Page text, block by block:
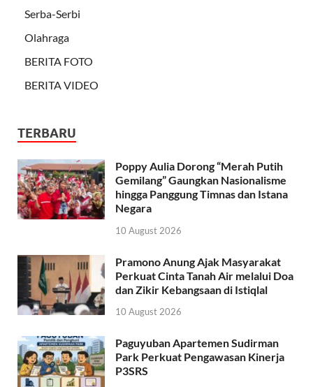
Serba-Serbi
Olahraga
BERITA FOTO
BERITA VIDEO
TERBARU
Poppy Aulia Dorong “Merah Putih
Gemilang” Gaungkan Nasionalisme
hingga Panggung Timnas dan Istana
Negara
10 August 2026
Pramono Anung Ajak Masyarakat
Perkuat Cinta Tanah Air melalui Doa
dan Zikir Kebangsaan di Istiqlal
10 August 2026
Paguyuban Apartemen Sudirman
Park Perkuat Pengawasan Kinerja
P3SRS